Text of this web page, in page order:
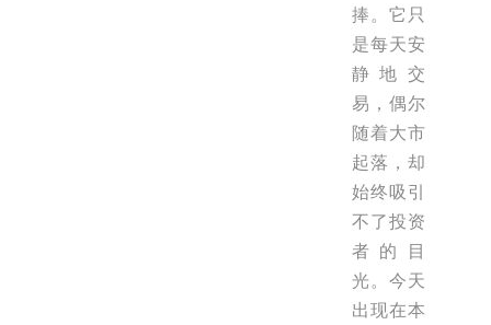
捧。它只
是每天安
静地交
易，偶尔
随着大市
起落，却
始终吸引
不了投资
者的目
光。今天
出现在本